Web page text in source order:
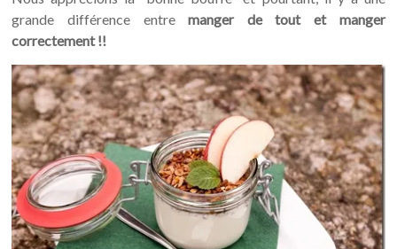
grande différence entremanger de tout et manger
correctement !!